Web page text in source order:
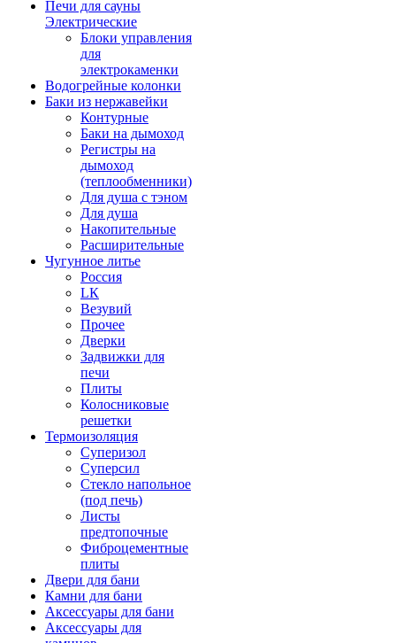
Печи для сауны
Электрические
Блоки управления
для
электрокаменки
Водогрейные колонки
Баки из нержавейки
Контурные
Баки на дымоход
Регистры на
дымоход
(теплообменники)
Для душа с тэном
Для душа
Накопительные
Расширительные
Чугунное литье
Россия
LК
Везувий
Прочее
Дверки
Задвижки для
печи
Плиты
Колосниковые
решетки
Термоизоляция
Суперизол
Суперсил
Стекло напольное
(под печь)
Листы
предтопочные
Фиброцементные
плиты
Двери для бани
Камни для бани
Аксессуары для бани
Аксессуары для